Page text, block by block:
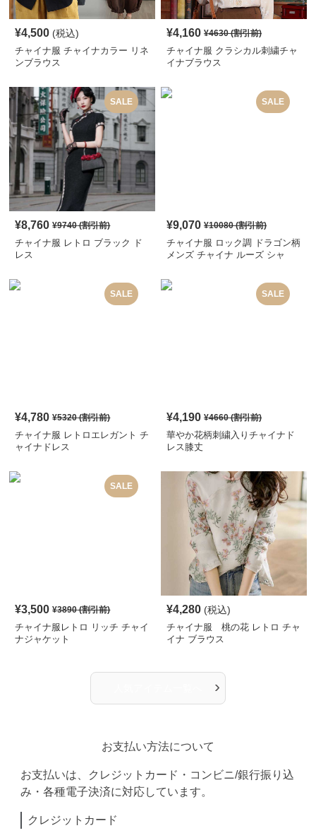
¥4,500 (税込)
チャイナ服 チャイナカラー リネ
ンブラウス
¥4,160 ¥4630(割引前)
チャイナ服 クラシカル刺繍チャ
イナブラウス
SALE
¥8,760 ¥9740(割引前)
チャイナ服 レトロ ブラック ド
レス
SALE
¥9,070 ¥10080(割引前)
チャイナ服 ロック調 ドラゴン柄
メンズ チャイナ ルーズ シャ
SALE
¥4,780 ¥5320(割引前)
チャイナ服 レトロエレガント チ
ャイナドレス
SALE
¥4,190 ¥4660(割引前)
華やか花柄刺繍入りチャイナド
レス膝丈
SALE
¥3,500 ¥3890(割引前)
チャイナ服レトロ リッチ チャイ
ナジャケット
¥4,280 (税込)
チャイナ服 桃の花 レトロ チャ
イナ ブラウス
›
お支払い方法について
お支払いは、クレジットカード・コンビニ/銀行振り込
み・各種電子決済に対応しています。
クレジットカード